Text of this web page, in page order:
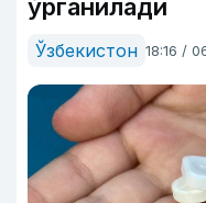
ўрганилади
Ўзбекистон 18:16 /